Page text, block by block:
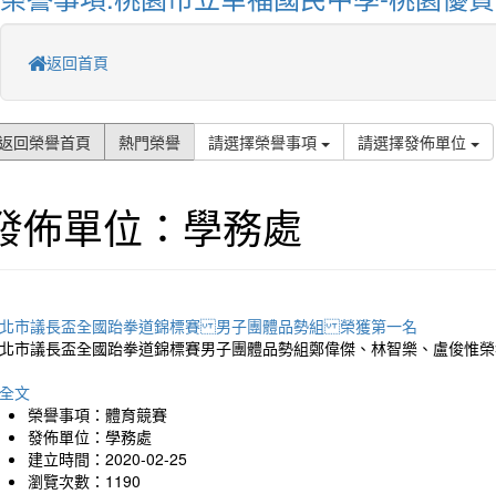
返回首頁
回榮譽首頁 熱門榮譽 請選擇榮譽事項 請選擇發佈單位
佈單位：學務處
市議長盃全國跆拳道錦標賽 男子團體品勢組 榮獲第一名
市議長盃全國跆拳道錦標賽男子團體品勢組鄭偉傑、林智樂、盧俊惟
文
榮譽事項：體育競賽
發佈單位：學務處
建立時間：2020-02-25
瀏覽次數：1190